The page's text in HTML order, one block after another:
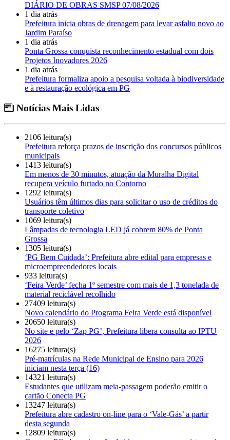
DIÁRIO DE OBRAS SMSP 07/08/2026
1 dia atrás
Prefeitura inicia obras de drenagem para levar asfalto novo ao
Jardim Paraíso
1 dia atrás
Ponta Grossa conquista reconhecimento estadual com dois
Projetos Inovadores 2026
1 dia atrás
Prefeitura formaliza apoio a pesquisa voltada à biodiversidade
e à restauração ecológica em PG
Notícias Mais Lidas
2106 leitura(s)
Prefeitura reforça prazos de inscrição dos concursos públicos
municipais
1413 leitura(s)
Em menos de 30 minutos, atuação da Muralha Digital
recupera veículo furtado no Contorno
1292 leitura(s)
Usuários têm últimos dias para solicitar o uso de créditos do
transporte coletivo
1069 leitura(s)
Lâmpadas de tecnologia LED já cobrem 80% de Ponta
Grossa
1305 leitura(s)
‘PG Bem Cuidada’: Prefeitura abre edital para empresas e
microempreendedores locais
933 leitura(s)
‘Feira Verde’ fecha 1º semestre com mais de 1,3 tonelada de
material reciclável recolhido
27409 leitura(s)
Novo calendário do Programa Feira Verde está disponível
20650 leitura(s)
No site e pelo ‘Zap PG’, Prefeitura libera consulta ao IPTU
2026
16275 leitura(s)
Pré-matrículas na Rede Municipal de Ensino para 2026
iniciam nesta terça (16)
14321 leitura(s)
Estudantes que utilizam meia-passagem poderão emitir o
cartão Conecta PG
13247 leitura(s)
Prefeitura abre cadastro on-line para o ‘Vale-Gás’ a partir
desta segunda
12809 leitura(s)